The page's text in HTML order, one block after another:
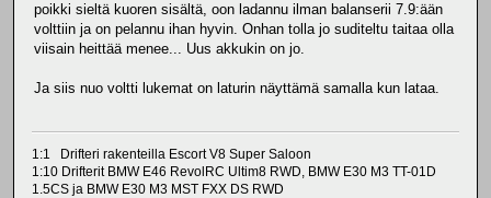
poikki sieltä kuoren sisältä, oon ladannu ilman balanserii 7.9:ään
volttiin ja on pelannu ihan hyvin. Onhan tolla jo suditeltu taitaa olla
viisain heittää menee... Uus akkukin on jo.
Ja siis nuo voltti lukemat on laturin näyttämä samalla kun lataa.
1:1 Drifteri rakenteilla Escort V8 Super Saloon
1:10 Drifterit BMW E46 RevolRC Ultim8 RWD, BMW E30 M3 TT-01D
1.5CS ja BMW E30 M3 MST FXX DS RWD